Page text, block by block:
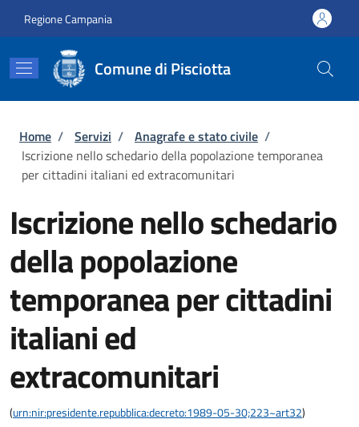
Regione Campania
Comune di Pisciotta
Briciole di pane
Home / Servizi / Anagrafe e stato civile /
Iscrizione nello schedario della popolazione temporanea
per cittadini italiani ed extracomunitari
Iscrizione nello schedario
della popolazione
temporanea per cittadini
italiani ed
extracomunitari
(urn:nir:presidente.repubblica:decreto:1989-05-30;223~art32)